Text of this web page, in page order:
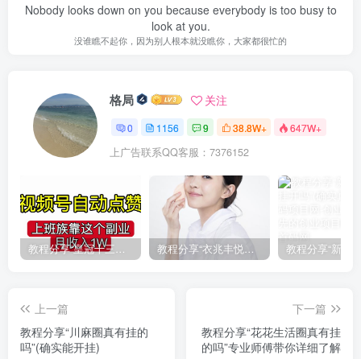
Nobody looks down on you because everybody is too busy to
look at you.
没谁瞧不起你，因为别人根本就没瞧你，大家都很忙的
格局 关注
0 1156 9 38.8W+ 647W+
上广告联系QQ客服：7376152
教程分享“皇冠十三水有挂吗果然有挂”(确实真的有挂) 教程分享“衣兆丰悦有挂的吗”(确实真的有挂)
上一篇
教程分享“川麻圈真有挂的
吗”(确实能开挂)
下一篇
教程分享“花花生活圈真有挂
的吗”专业师傅带你详细了解